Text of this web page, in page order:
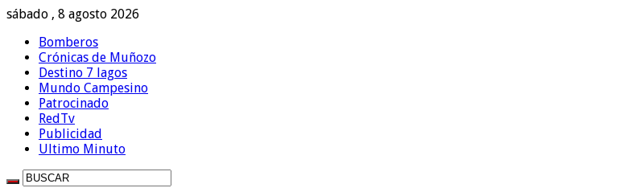
sábado , 8 agosto 2026
Bomberos
Crónicas de Muñozo
Destino 7 lagos
Mundo Campesino
Patrocinado
RedTv
Publicidad
Ultimo Minuto